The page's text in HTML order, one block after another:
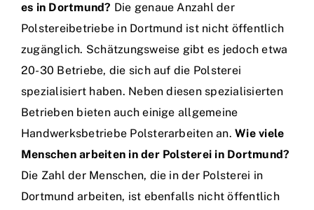
es in Dortmund? Die genaue Anzahl der
Polstereibetriebe in Dortmund ist nicht öffentlich
zugänglich. Schätzungsweise gibt es jedoch etwa
20-30 Betriebe, die sich auf die Polsterei
spezialisiert haben. Neben diesen spezialisierten
Betrieben bieten auch einige allgemeine
Handwerksbetriebe Polsterarbeiten an.Wie viele
Menschen arbeiten in der Polsterei in Dortmund?
Die Zahl der Menschen, die in der Polsterei in
Dortmund arbeiten, ist ebenfalls nicht öffentlich